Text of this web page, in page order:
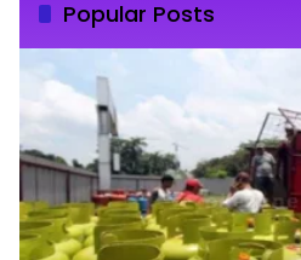
Popular Posts